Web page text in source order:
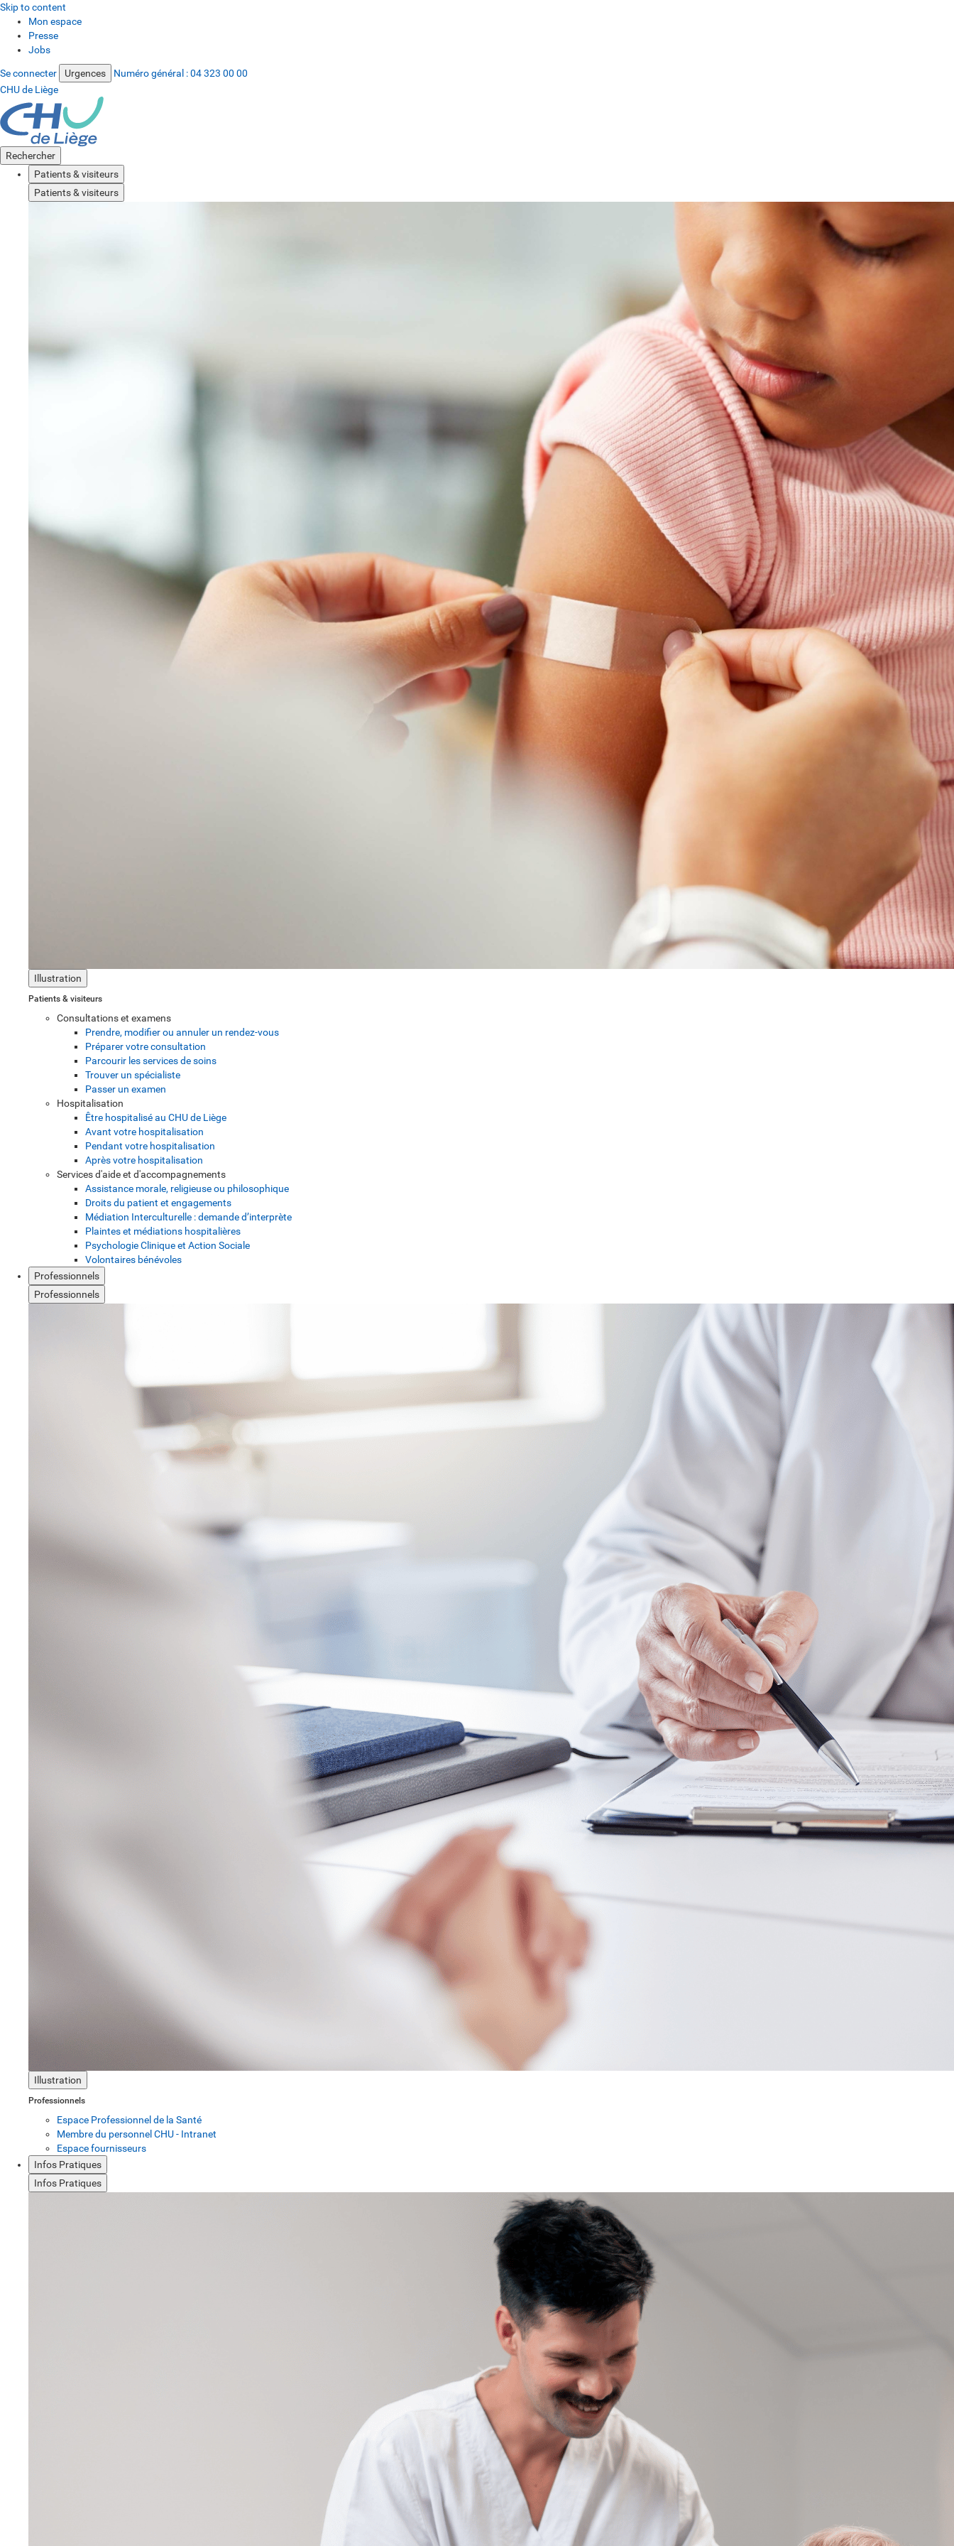
Skip to content
Mon espace
Presse
Jobs
Se connecter Urgences Numéro général :04 323 00 00
CHU de Liège
Rechercher
Patients & visiteurs
Patients & visiteurs
Illustration
Patients & visiteurs
Consultations et examens
Prendre, modifier ou annuler un rendez-vous
Préparer votre consultation
Parcourir les services de soins
Trouver un spécialiste
Passer un examen
Hospitalisation
Être hospitalisé au CHU de Liège
Avant votre hospitalisation
Pendant votre hospitalisation
Après votre hospitalisation
Services d'aide et d'accompagnements
Assistance morale, religieuse ou philosophique
Droits du patient et engagements
Médiation Interculturelle : demande d’interprète
Plaintes et médiations hospitalières
Psychologie Clinique et Action Sociale
Volontaires bénévoles
Professionnels
Professionnels
Illustration
Professionnels
Espace Professionnel de la Santé
Membre du personnel CHU - Intranet
Espace fournisseurs
Infos Pratiques
Infos Pratiques